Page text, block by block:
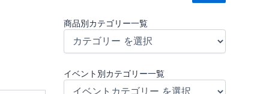
商品別カテゴリー一覧
イベント別カテゴリー一覧